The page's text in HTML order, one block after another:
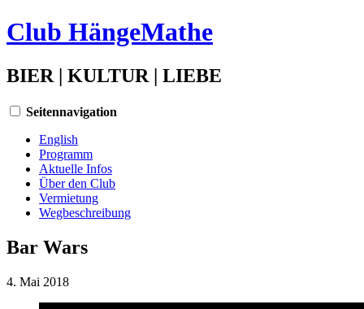
Club HängeMathe
BIER | KULTUR | LIEBE
Seitennavigation
English
Programm
Aktuelle Infos
Über den Club
Vermietung
Wegbeschreibung
Bar Wars
4. Mai 2018